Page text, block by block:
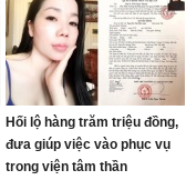
Hối lộ hàng trăm triệu đồng,
đưa giúp việc vào phục vụ
trong viện tâm thần